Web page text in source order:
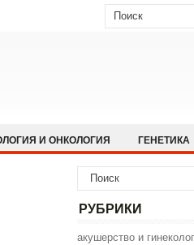
И ОНКОЛОГИЯ ГЕНЕТИКА
ЗАБОЛЕВАНИЯ
ИСТОРИЯ
РУБРИКИ
акушерство и